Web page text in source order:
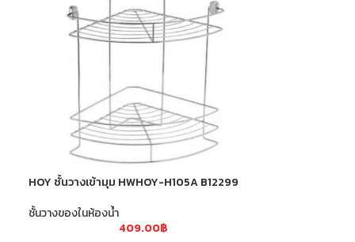
HOY ชั้นวางเข้ามุม HWHOY-H105A B12299
ชั้นวางของในห้องน้ำ
409.00฿